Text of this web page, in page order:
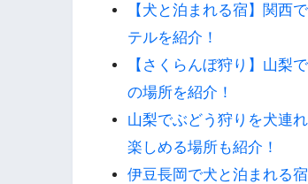
【犬と泊まれる宿】関西
テルを紹介！
【さくらんぼ狩り】山梨
の場所を紹介！
山梨でぶどう狩りを犬連
楽しめる場所も紹介！
伊豆長岡で犬と泊まれる